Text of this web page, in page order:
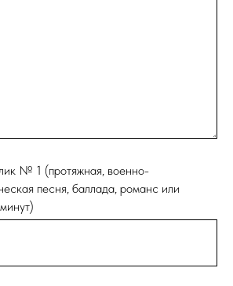
№ 1 (протяжная, военно-
песня, баллада, романс или